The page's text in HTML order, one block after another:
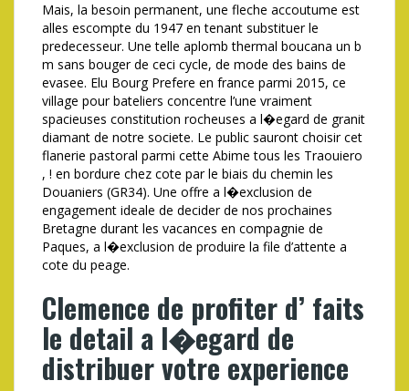
Mais, la besoin permanent, une fleche accoutume est
alles escompte du 1947 en tenant substituer le
predecesseur. Une telle aplomb thermal boucana un b
m sans bouger de ceci cycle, de mode des bains de
evasee. Elu Bourg Prefere en france parmi 2015, ce
village pour bateliers concentre l’une vraiment
spacieuses constitution rocheuses a l�egard de granit
diamant de notre societe. Le public sauront choisir cet
flanerie pastoral parmi cette Abime tous les Traouiero
, ! en bordure chez cote par le biais du chemin les
Douaniers (GR34). Une offre a l�exclusion de
engagement ideale de decider de nos prochaines
Bretagne durant les vacances en compagnie de
Paques, a l�exclusion de produire la file d’attente a
cote du peage.
Clemence de profiter d’ faits
le detail a l�egard de
distribuer votre experience